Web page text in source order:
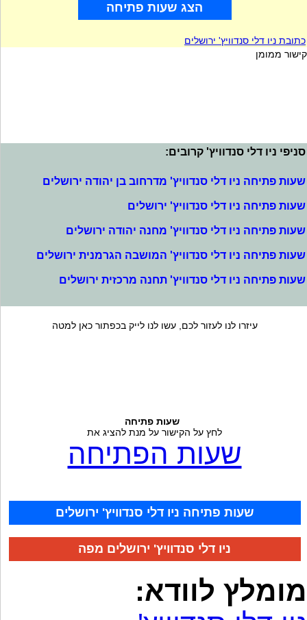
הצג שעות פתיחה
כתובת ניו דלי סנדוויץ' ירושלים
קישור ממומן
סניפי ניו דלי סנדוויץ' קרובים:
שעות פתיחה ניו דלי סנדוויץ' מדרחוב בן יהודה ירושלים
שעות פתיחה ניו דלי סנדוויץ' ירושלים
שעות פתיחה ניו דלי סנדוויץ' מחנה יהודה ירושלים
שעות פתיחה ניו דלי סנדוויץ' המושבה הגרמנית ירושלים
שעות פתיחה ניו דלי סנדוויץ' תחנה מרכזית ירושלים
עיזרו לנו לעזור לכם, עשו לנו לייק בכפתור כאן למטה
שעות פתיחה
לחץ על הקישור על מנת להציג את
שעות הפתיחה
שעות פתיחה ניו דלי סנדוויץ' ירושלים
ניו דלי סנדוויץ' ירושלים מפה
מומלץ לוודא: